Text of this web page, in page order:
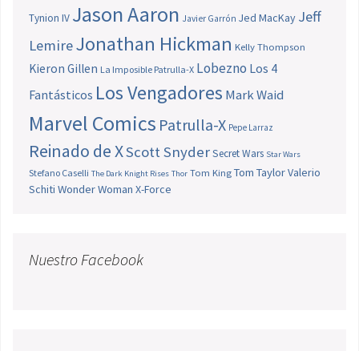
Tynion IV Jason Aaron Javier Garrón Jed MacKay Jeff
LemireJonathan Hickman Kelly Thompson
Kieron Gillen La Imposible Patrulla-X Lobezno Los 4
Fantásticos Los Vengadores Mark Waid
Marvel Comics Patrulla-X Pepe Larraz
Reinado de XScott SnyderSecret Wars Star Wars
Stefano Caselli The Dark Knight Rises Thor Tom King Tom TaylorValerio
Schiti Wonder Woman X-Force
Nuestro Facebook